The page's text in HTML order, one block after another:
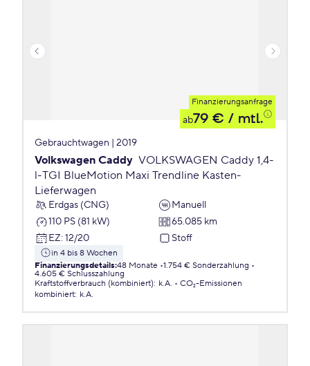
Finanzierungsanfrage
ab79 € / mtl.
Gebrauchtwagen | 2019
Volkswagen Caddy VOLKSWAGEN Caddy 1,4-
l-TGI BlueMotion Maxi Trendline Kasten-
Lieferwagen
Erdgas (CNG)
Manuell
110 PS (81 kW)
65.085 km
EZ: 12/20 Stoff
in 4 bis 8 Wochen
Finanzierungsdetails:48 Monate 1.754 € Sonderzahlung
4.605 € Schlusszahlung
Kraftstoffverbrauch (kombiniert): k.A.
CO₂-Emissionen
kombiniert: k.A.